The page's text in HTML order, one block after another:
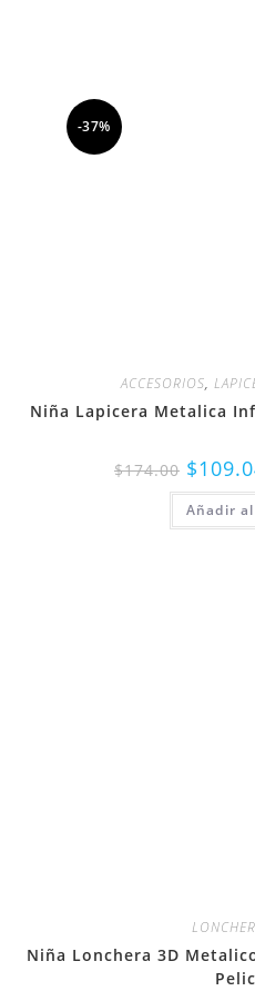
-37%
ACCESORIOS,
Niña Lapicera Metalica
$174.00 $
Añadir
Niña Lonchera 3D